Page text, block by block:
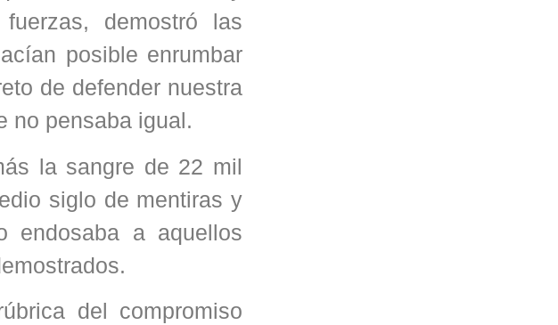
demostró las
posible enrumbar
de defender nuestra
no pensaba igual.
la sangre de 22 mil
siglo de mentiras y
endosaba a aquellos
del compromiso